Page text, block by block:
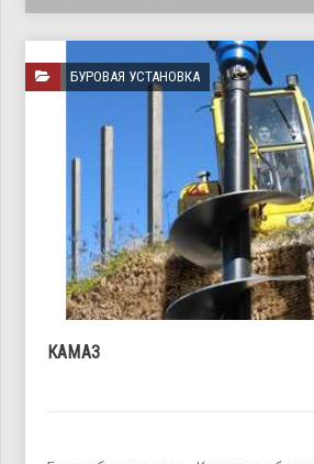
БУРОВАЯ УСТАНОВКА
КАМАЗ